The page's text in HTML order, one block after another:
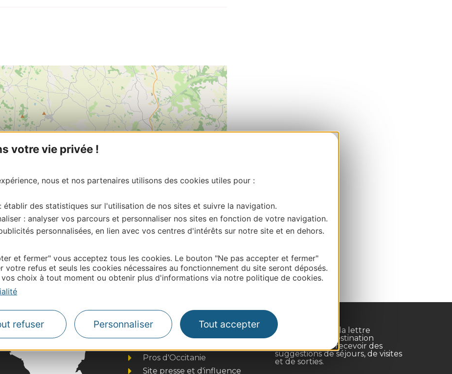
votre vie privée !
nous et nos partenaires utilisons des cookies utiles pour :
établir des statistiques sur l'utilisation de nos sites et suivre la navigation.
: analyser vos parcours et personnaliser nos sites en fonction de votre navigation.
personnalisées, en lien avec vos centres d'intérêts sur notre site et en dehors.
et fermer" vous acceptez tous les cookies. Le bouton "Ne pas accepter et fermer"
votre refus et seuls les cookies nécessaires au fonctionnement du site seront déposés.
choix à tout moment ou obtenir plus d'informations via notre politique de cookies.
refuser Personnaliser Tout accepter
Leaflet| Map data ©OpenStreetMap contributors
de cette activité?
Tarn Tourisme.
Thermalisme
Pros d'Occitanie
Site presse et d'influence
Inscrivez-vous à la lettre
d'information Destination
Occitanie pour recevoir des
suggestions de séjours, de visites
et de sorties.